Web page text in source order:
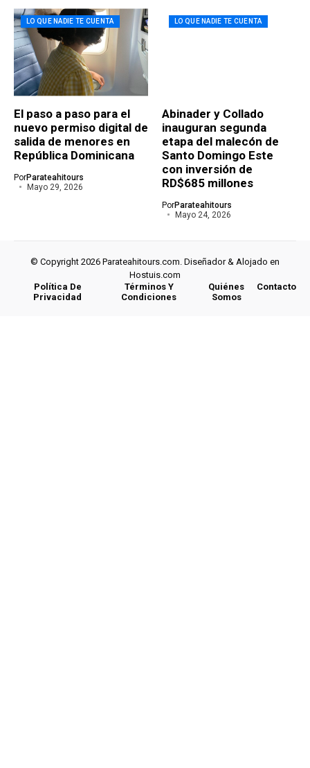
LO QUE NADIE TE CUENTA
El paso a paso para el
nuevo permiso digital de
salida de menores en
República Dominicana
PorParateahitours
Mayo 29, 2026
LO QUE NADIE TE CUENTA
Abinader y Collado
inauguran segunda
etapa del malecón de
Santo Domingo Este
con inversión de
RD$685 millones
PorParateahitours
Mayo 24, 2026
© Copyright 2026 Parateahitours.com. Diseñador & Alojado en
Hostuis.com
Política De
Privacidad
Términos Y
Condiciones
Quiénes
Somos
Contacto